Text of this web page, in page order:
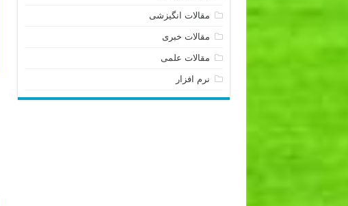
مقالات انگیزشی
مقالات خبری
مقالات علمی
نرم افزار